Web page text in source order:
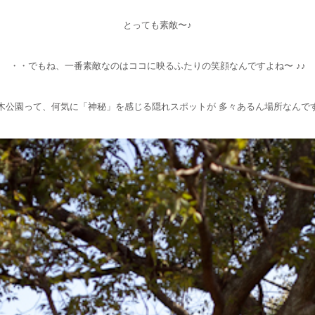
とっても素敵〜♪
・・でもね、一番素敵なのはココに映るふたりの笑顔なんですよね〜 ♪♪
公園って、何気に「神秘」を感じる隠れスポットが 多々あるん場所なんで